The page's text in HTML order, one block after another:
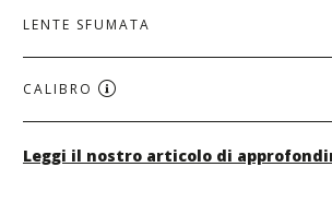
LENTE SFUMATA
CALIBRO
Leggi il nostro articolo di